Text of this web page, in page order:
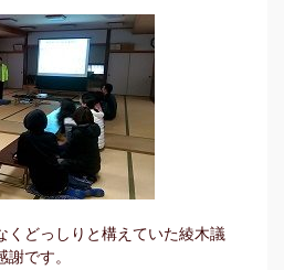
くどっしりと構えていた綾木議
です。